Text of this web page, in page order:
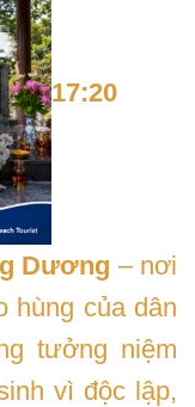
17:20
Dương – nơi
hùng của dân
tưởng niệm
vì độc lập,